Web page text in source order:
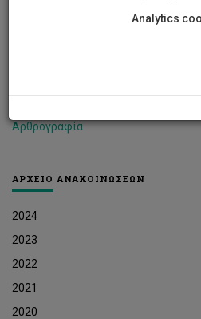
Αρθρογραφία
ΑΡΧΕΙΟ ΑΝΑΚΟΙΝΩΣΕΩΝ
2024
2023
2022
2021
2020
Analytics